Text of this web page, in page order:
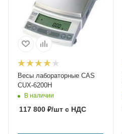
Весы лабораторные CAS
CUX-6200H
В наличии
117 800 ₽/шт с НДС